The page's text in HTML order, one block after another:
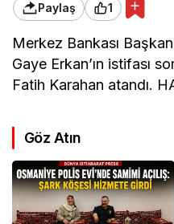
Paylaş 1
Merkez Bankası
Gaye Erkan’ın istifası
Fatih Karahan atandı.
Göz Atın